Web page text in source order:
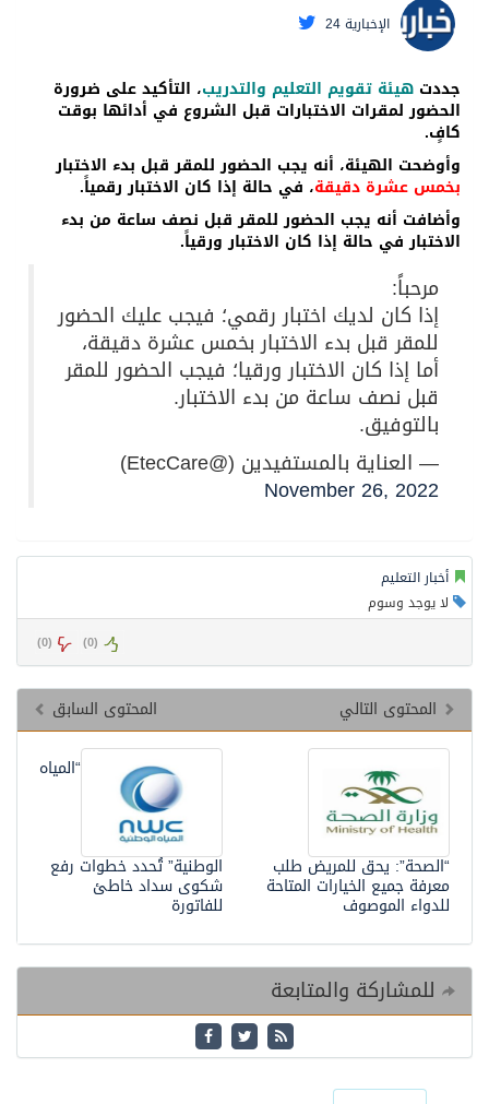
الإخبارية 24
جددت هيئة تقويم التعليم والتدريب، التأكيد على ضرورة
الحضور لمقرات الاختبارات قبل الشروع في أدائها بوقت
كافٍ.
وأوضحت الهيئة، أنه يجب الحضور للمقر قبل بدء الاختبار
بخمس عشرة دقيقة، في حالة إذا كان الاختبار رقمياً.
وأضافت أنه يجب الحضور للمقر قبل نصف ساعة من بدء
الاختبار في حالة إذا كان الاختبار ورقياً.
مرحباً:
إذا كان لديك اختبار رقمي؛ فيجب عليك الحضور
للمقر قبل بدء الاختبار بخمس عشرة دقيقة،
أما إذا كان الاختبار ورقيا؛ فيجب الحضور للمقر
قبل نصف ساعة من بدء الاختبار.
بالتوفيق.
— العناية بالمستفيدين (@EtecCare)
November 26, 2022
أخبار التعليم
لا يوجد وسوم
(
0
) (
0
)
المحتوى السابق
المحتوى التالي
“المياه
الوطنية” تُحدد خطوات رفع
شكوى سداد خاطئ
للفاتورة
“الصحة”: يحق للمريض طلب
معرفة جميع الخيارات المتاحة
للدواء الموصوف
للمشاركة والمتابعة